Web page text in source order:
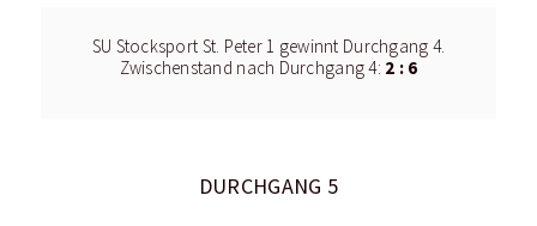
SU Stocksport St. Peter 1 gewinnt Durchgang 4.
Zwischenstand nach Durchgang 4: 2 : 6
DURCHGANG 5